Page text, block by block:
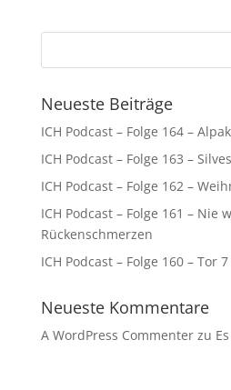
Neueste Beiträge
ICH Podcast – Folge 164 –
ICH Podcast – Folge 163 –
ICH Podcast – Folge 162 –
ICH Podcast – Folge 161 – Nie
Rückenschmerzen
ICH Podcast – Folge 160 – Tor 7
Neueste Kommentare
A WordPress Commenterzu